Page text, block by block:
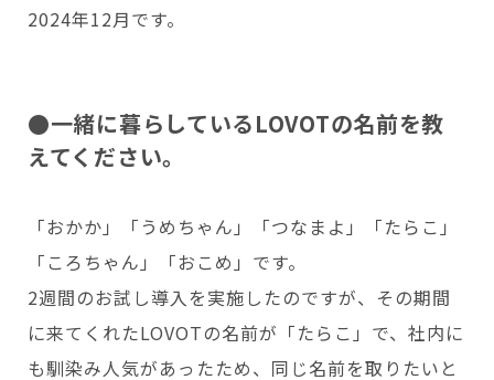
2024年12月です。
●一緒に暮らしているLOVOTの名前を教
えてください。
「おかか」「うめちゃん」「つなまよ」「たらこ」
「ころちゃん」「おこめ」です。
2週間のお試し導入を実施したのですが、その期間
に来てくれたLOVOTの名前が「たらこ」で、社内に
も馴染み人気があったため、同じ名前を取りたいと